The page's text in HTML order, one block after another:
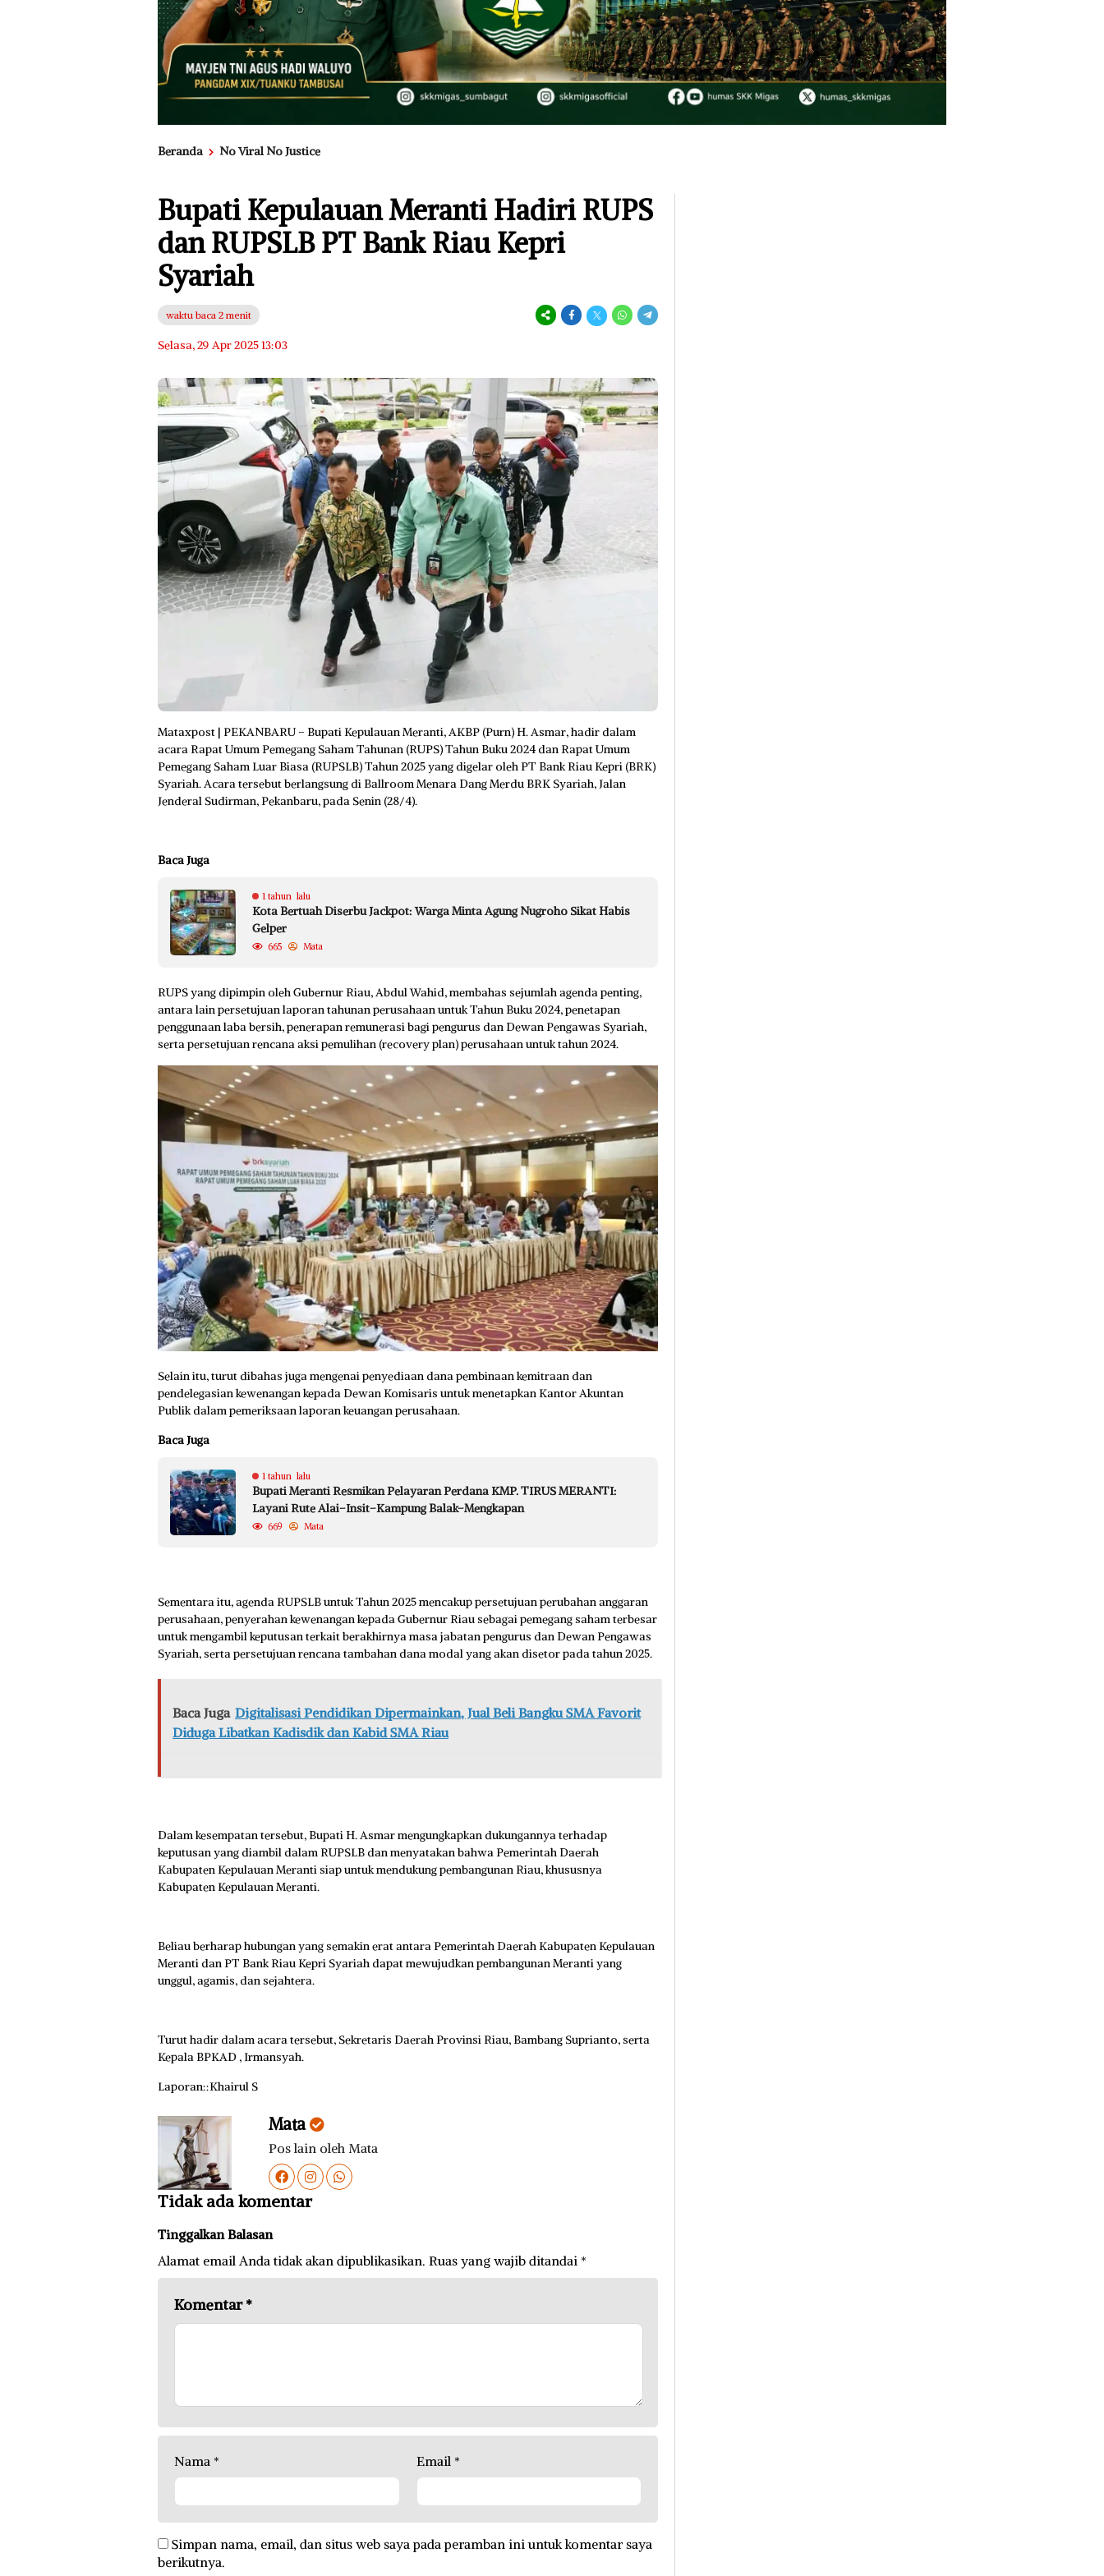
Beranda No Viral No Justice
Bupati Kepulauan Meranti Hadiri RUPS
dan RUPSLB PT Bank Riau Kepri
Syariah
waktu baca 2 menit
Selasa, 29 Apr 2025 13:03
Mataxpost | PEKANBARU – Bupati Kepulauan Meranti, AKBP (Purn) H. Asmar, hadir dalam
acara Rapat Umum Pemegang Saham Tahunan (RUPS) Tahun Buku 2024 dan Rapat Umum
Pemegang Saham Luar Biasa (RUPSLB) Tahun 2025 yang digelar oleh PT Bank Riau Kepri (BRK)
Syariah. Acara tersebut berlangsung di Ballroom Menara Dang Merdu BRK Syariah, Jalan
Jenderal Sudirman, Pekanbaru, pada Senin (28/4).
Baca Juga
1 tahun lalu
Kota Bertuah Diserbu Jackpot: Warga Minta Agung Nugroho Sikat Habis
Gelper
665 Mata
RUPS yang dipimpin oleh Gubernur Riau, Abdul Wahid, membahas sejumlah agenda penting,
antara lain persetujuan laporan tahunan perusahaan untuk Tahun Buku 2024, penetapan
penggunaan laba bersih, penerapan remunerasi bagi pengurus dan Dewan Pengawas Syariah,
serta persetujuan rencana aksi pemulihan (recovery plan) perusahaan untuk tahun 2024.
Selain itu, turut dibahas juga mengenai penyediaan dana pembinaan kemitraan dan
pendelegasian kewenangan kepada Dewan Komisaris untuk menetapkan Kantor Akuntan
Publik dalam pemeriksaan laporan keuangan perusahaan.
Baca Juga
1 tahun lalu
Bupati Meranti Resmikan Pelayaran Perdana KMP. TIRUS MERANTI:
Layani Rute Alai–Insit–Kampung Balak–Mengkapan
669 Mata
Sementara itu, agenda RUPSLB untuk Tahun 2025 mencakup persetujuan perubahan anggaran
perusahaan, penyerahan kewenangan kepada Gubernur Riau sebagai pemegang saham terbesar
untuk mengambil keputusan terkait berakhirnya masa jabatan pengurus dan Dewan Pengawas
Syariah, serta persetujuan rencana tambahan dana modal yang akan disetor pada tahun 2025.
Baca Juga Digitalisasi Pendidikan Dipermainkan, Jual Beli Bangku SMA Favorit
Diduga Libatkan Kadisdik dan Kabid SMA Riau
Dalam kesempatan tersebut, Bupati H. Asmar mengungkapkan dukungannya terhadap
keputusan yang diambil dalam RUPSLB dan menyatakan bahwa Pemerintah Daerah
Kabupaten Kepulauan Meranti siap untuk mendukung pembangunan Riau, khususnya
Kabupaten Kepulauan Meranti.
Beliau berharap hubungan yang semakin erat antara Pemerintah Daerah Kabupaten Kepulauan
Meranti dan PT Bank Riau Kepri Syariah dapat mewujudkan pembangunan Meranti yang
unggul, agamis, dan sejahtera.
Turut hadir dalam acara tersebut, Sekretaris Daerah Provinsi Riau, Bambang Suprianto, serta
Kepala BPKAD , Irmansyah.
Laporan::Khairul S
Mata
Pos lain oleh Mata
Tidak ada komentar
Tinggalkan Balasan
Alamat email Anda tidak akan dipublikasikan. Ruas yang wajib ditandai *
Komentar*
Nama * Email *
Simpan nama, email, dan situs web saya pada peramban ini untuk komentar saya
berikutnya.